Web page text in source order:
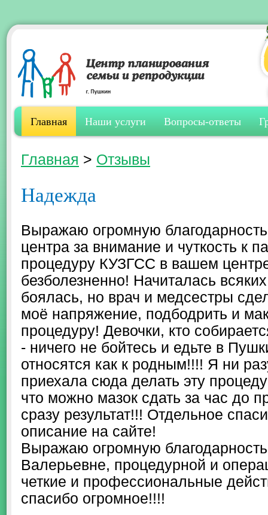
Главная Наши услуги Вопросы-ответы
Главная > Отзывы
Надежда
Выражаю огромную
центра за внимание и чуткость к
процедуру КУЗГСС в вашем
безболезненно! Начиталась
боялась, но врач и медсестры
моё напряжение, подбодрить и
процедуру! Девочки, кто
- ничего не бойтесь и едьте в
относятся как к родным!!!! Я ни
приехала сюда делать эту
что можно мазок сдать за час до
сразу результат!!! Отдельное
описание на сайте!
Выражаю огромную
Валерьевне, процедурной и
четкие и профессиональные
спасибо огромное!!!!